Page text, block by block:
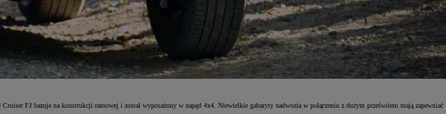
FJ bazuje na konstrukcji ramowej i został wyposażony w napęd 4x4. Niewielkie gabaryty nadwozia w połączeniu z dużym prześwitem mają zapewniać